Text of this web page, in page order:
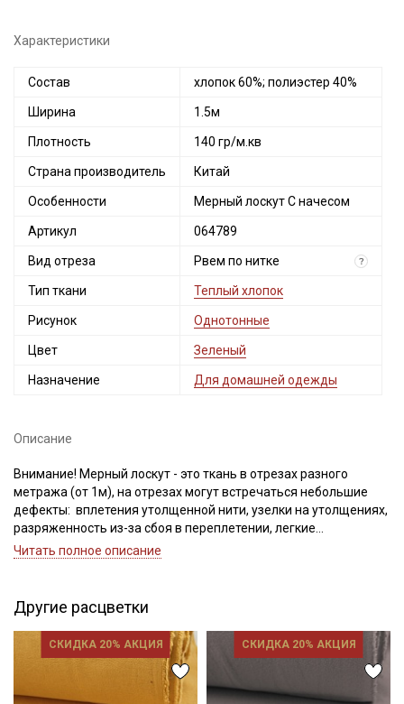
Характеристики
Состав хлопок 60%; полиэстер 40%
Ширина 1.5м
Плотность 140 гр/м.кв
Страна производитель Китай
Особенности Мерный лоскут С начесом
Артикул 064789
Вид отреза Рвем по нитке ?
Тип ткани Теплый хлопок
Рисунок Однотонные
Цвет Зеленый
Назначение Для домашней одежды
Описание
Внимание! Мерный лоскут - это ткань в отрезах разного
метража (от 1м), на отрезах могут встречаться небольшие
дефекты: вплетения утолщенной нити, узелки на утолщениях,
разряженность из-за сбоя в переплетении, легкие
загрязнения вдоль кромки и на расстоянии до 5см от кромки,
менеджер для дополнительного согласования. В
комментариях к заказу просим указывать необходимый
Внимание! На ткани могут встречаться утолщение нитей,
хаотично расположенные точки непрокраса, короткие
Читать полное описание
Другие расцветки
СКИДКА 20% АКЦИЯ СКИДКА 20% АКЦИЯ